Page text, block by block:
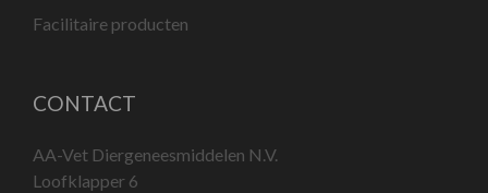
Facilitaire producten
CONTACT
AA-Vet Diergeneesmiddelen N.V.
Loofklapper 6